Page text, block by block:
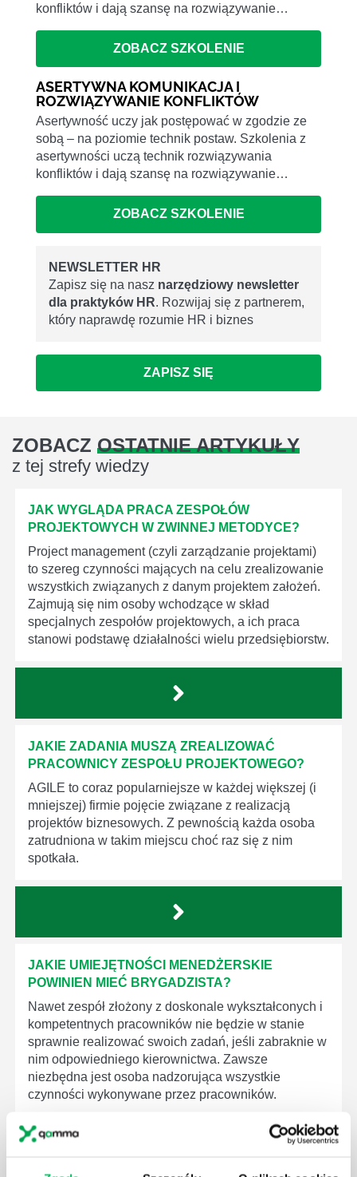
konfliktów i dają szansę na rozwiązywanie…
ZOBACZ SZKOLENIE
ASERTYWNA KOMUNIKACJA I
ROZWIĄZYWANIE KONFLIKTÓW
Asertywność uczy jak postępować w zgodzie ze
sobą – na poziomie technik postaw. Szkolenia z
asertywności uczą technik rozwiązywania
konfliktów i dają szansę na rozwiązywanie…
ZOBACZ SZKOLENIE
NEWSLETTER HR
Zapisz się na nasz narzędziowy newsletter
dla praktyków HR. Rozwijaj się z partnerem,
który naprawdę rozumie HR i biznes
ZAPISZ SIĘ
ZOBACZ OSTATNIE ARTYKUŁY
z tej strefy wiedzy
JAK WYGLĄDA PRACA ZESPOŁÓW
PROJEKTOWYCH W ZWINNEJ METODYCE?
Project management (czyli zarządzanie projektami)
to szereg czynności mających na celu zrealizowanie
wszystkich związanych z danym projektem założeń.
Zajmują się nim osoby wchodzące w skład
specjalnych zespołów projektowych, a ich praca
stanowi podstawę działalności wielu przedsiębiorstw.
JAKIE ZADANIA MUSZĄ ZREALIZOWAĆ
PRACOWNICY ZESPOŁU PROJEKTOWEGO?
AGILE to coraz popularniejsze w każdej większej (i
mniejszej) firmie pojęcie związane z realizacją
projektów biznesowych. Z pewnością każda osoba
zatrudniona w takim miejscu choć raz się z nim
spotkała.
JAKIE UMIEJĘTNOŚCI MENEDŻERSKIE
POWINIEN MIEĆ BRYGADZISTA?
Nawet zespół złożony z doskonale wykształconych i
kompetentnych pracowników nie będzie w stanie
sprawnie realizować swoich zadań, jeśli zabraknie w
nim odpowiedniego kierownictwa. Zawsze
niezbędna jest osoba nadzorująca wszystkie
czynności wykonywane przez pracowników.